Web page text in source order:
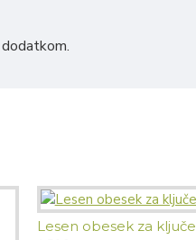
Lesen obesek za ključe